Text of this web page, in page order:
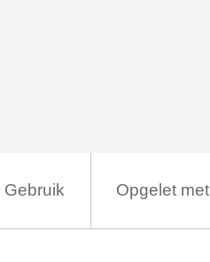
Gebruik Opgelet met